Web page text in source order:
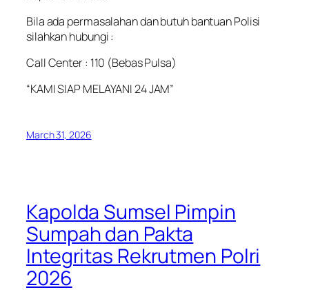
Bila ada permasalahan dan butuh bantuan Polisi
silahkan hubungi :
Call Center : 110 (Bebas Pulsa)
“KAMI SIAP MELAYANI 24 JAM”
March 31, 2026
Kapolda Sumsel Pimpin
Sumpah dan Pakta
Integritas Rekrutmen Polri
2026